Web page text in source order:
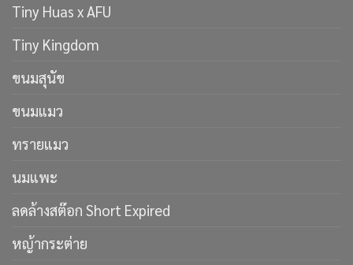
Tiny Huas x AFU
Tiny Kingdom
ขนมสุนัข
ขนมแมว
ทรายแมว
นมแพะ
ลดล้างสต๊อก Short Expired
หญ้ากระต่าย